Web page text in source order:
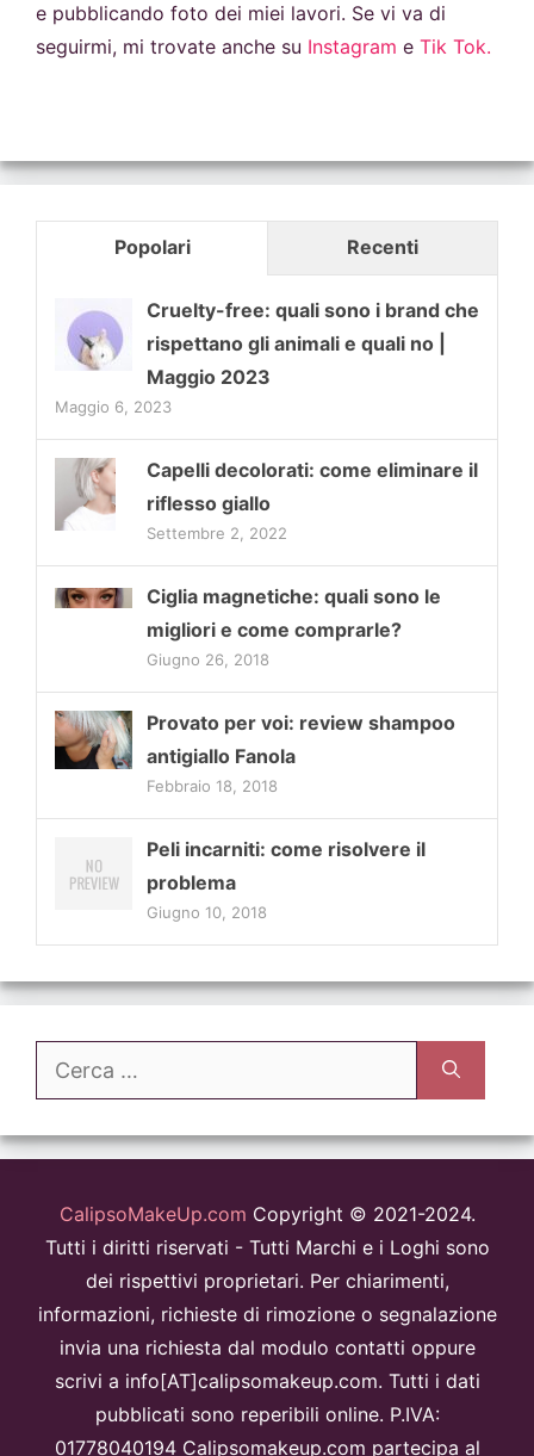
e pubblicando foto dei miei lavori. Se vi va di
seguirmi, mi trovate anche su Instagram e Tik Tok.
Popolari Recenti
Cruelty-free: quali sono i brand che
rispettano gli animali e quali no |
Maggio 2023
Maggio 6, 2023
Capelli decolorati: come eliminare il
riflesso giallo
Settembre 2, 2022
Ciglia magnetiche: quali sono le
migliori e come comprarle?
Giugno 26, 2018
Provato per voi: review shampoo
antigiallo Fanola
Febbraio 18, 2018
Peli incarniti: come risolvere il
problema
Giugno 10, 2018
Ricerca
CalipsoMakeUp.com Copyright © 2021-2024.
Tutti i diritti riservati - Tutti Marchi e i Loghi sono
dei rispettivi proprietari. Per chiarimenti,
informazioni, richieste di rimozione o segnalazione
invia una richiesta dal modulo contatti oppure
scrivi a info[AT]calipsomakeup.com. Tutti i dati
pubblicati sono reperibili online. P.IVA:
01778040194 Calipsomakeup.com partecipa al